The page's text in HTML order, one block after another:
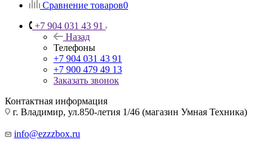
Сравнение товаров0
+7 904 031 43 91
Назад
Телефоны
+7 904 031 43 91
+7 900 479 49 13
Заказать звонок
Контактная информация
г. Владимир, ул.850-летия 1/46 (магазин Умная Техника)
info@ezzzbox.ru